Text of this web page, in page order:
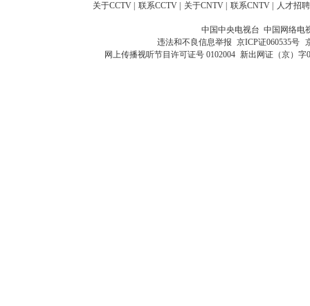
关于CCTV 联系CCTV 关于CNTV 联系CNTV 人才招聘
中国中央电视台 中国网络电
违法和不良信息举报 京ICP证060535号
网上传播视听节目许可证号 0102004 新出网证（京）